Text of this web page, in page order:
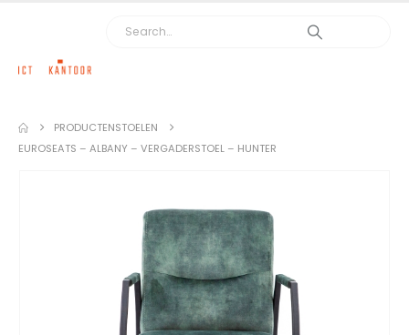
PRODUCTENSTOELEN
EUROSEATS – ALBANY – VERGADERSTOEL – HUNTER